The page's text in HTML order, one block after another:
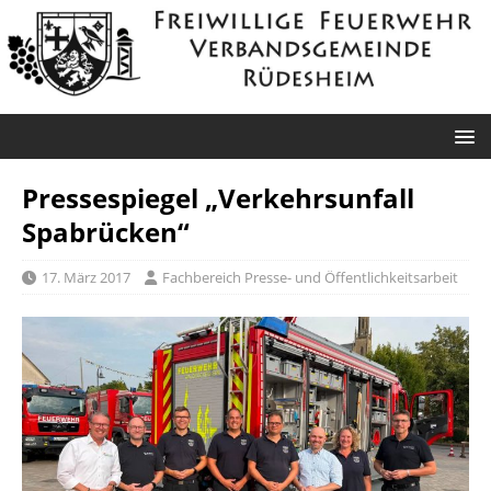
Pressespiegel „Verkehrsunfall
Spabrücken“
17. März 2017 Fachbereich Presse- und Öffentlichkeitsarbeit